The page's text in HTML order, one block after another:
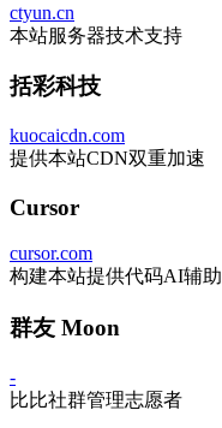
ctyun.cn
本站服务器技术支持
括彩科技
kuocaicdn.com
提供本站CDN双重加速
Cursor
cursor.com
构建本站提供代码AI辅助
群友 Moon
-
比比社群管理志愿者